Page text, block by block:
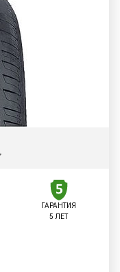
ГАРАНТИЯ
5 ЛЕТ